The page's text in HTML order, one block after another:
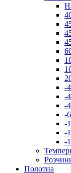
-
-
-
-
-
-
-
Полотна